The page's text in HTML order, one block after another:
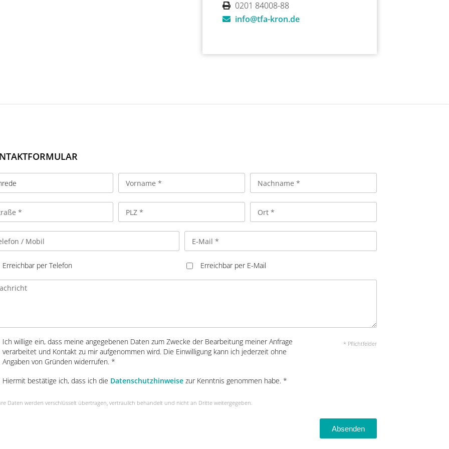
0201 84008-88
info@tfa-kron.de
Erreichbar per Telefon Erreichbar per E-Mail
Ich willige ein, dass meine angegebenen Daten zum Zwecke der Bearbeitung meiner Anfrage
verarbeitet und Kontakt zu mir aufgenommen wird. Die Einwilligung kann ich jederzeit ohne
Angaben von Gründen widerrufen. *
* Pflichtfelder
Hiermit bestätige ich, dass ich die Datenschutzhinweise zur Kenntnis genommen habe. *
Daten werden verschlüsselt übertragen, vertraulich behandelt und nicht an Dritte weitergegeben.
Absenden